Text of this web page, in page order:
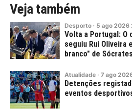
Veja também
Desporto · 5 ago 2026
Volta a Portugal: O
seguiu Rui Oliveira
branco" de Sócrates
Atualidade · 7 ago
Detenções
eventos